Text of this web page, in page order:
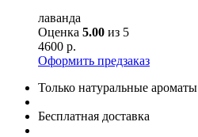
лаванда
Оценка 5.00 из 5
4600 р.
Оформить предзаказ
Только натуральные ароматы
Бесплатная доставка